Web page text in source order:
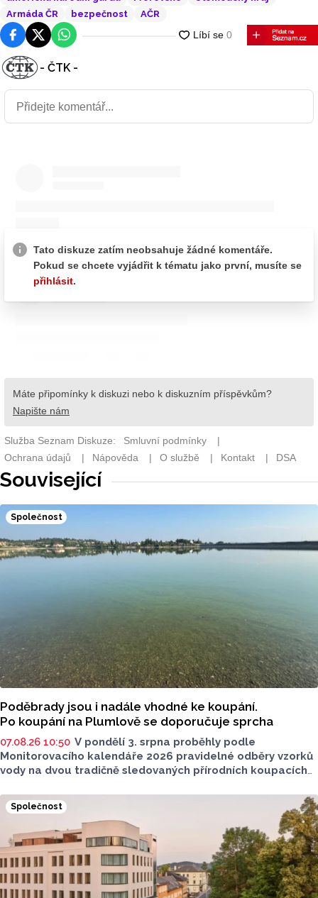
Armáda ČR
bezpečnost AČR
FacebookPlatforma X
WhatsApp
- ČTK -
Související
Společnost
Poděbrady jsou i nadále vhodné ke koupání.
Po koupání na Plumlově se doporučuje sprcha
07.08.26 10:50 V pondělí 3. srpna proběhly podle
Monitorovacího kalendáře 2026 pravidelné odběry vzorků
vody na dvou tradičně sledovaných přírodních koupacích
(VN Plumlov) a v Koupací oblasti Poděbrady (KO
Poděbrady). Monitoring byl proveden Krajskou
hygienickou stanicí Olomouckého kraje (KHS)
ve spolupráci se Zdravotním ústavem se sídlem v Ostravě,
Centrem hygienických laboratoří v Olomouci.
Společnost